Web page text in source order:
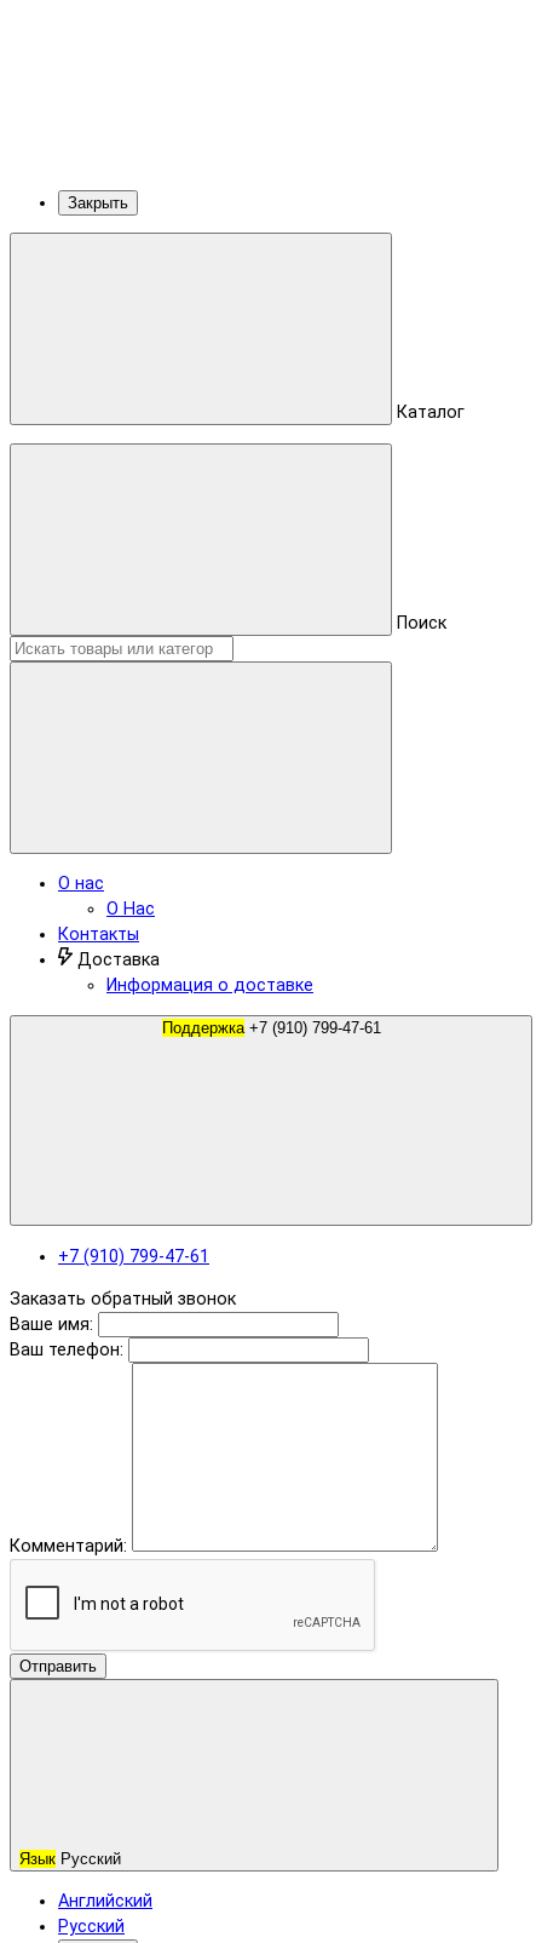
Закрыть
Каталог
Поиск
О нас
О Нас
Контакты
Доставка
Информация о доставке
Поддержка +7 (910) 799-47-61
+7 (910) 799-47-61
Заказать обратный звонок
Ваше имя:
Ваш телефон:
Комментарий:
Отправить
Язык Русский
Английский
Русский